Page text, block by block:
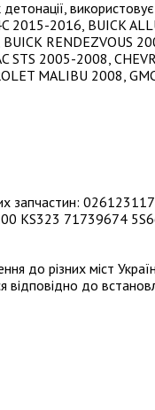
2015-2016, BUICK
RENDEZVOUS
STS 2005-2008,
MALIBU 2008,
запчастин:
KS323 71739674
до різних міст
до